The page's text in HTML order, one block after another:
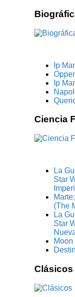
Ip
Ip
Ciencia
La
Star
(The
La
Star
Clásicos